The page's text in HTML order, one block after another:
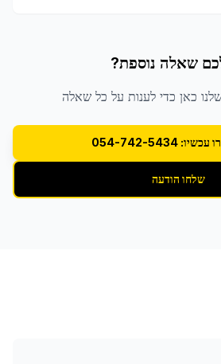
שאלה נוספת?
כאן כדי לענות על כל שאלה
054-742-5434
שלחו הודעה